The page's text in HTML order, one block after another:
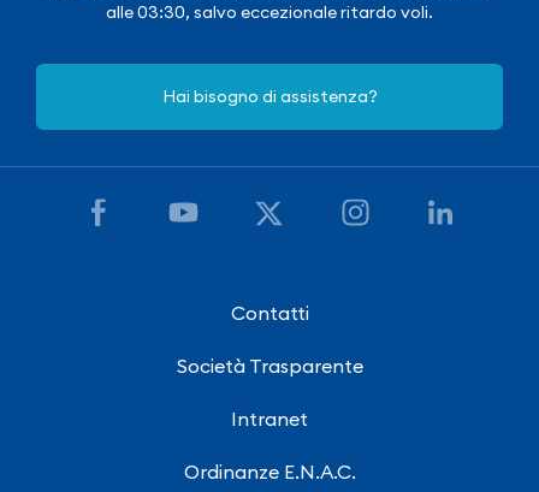
alle 03:30, salvo eccezionale ritardo voli.
Hai bisogno di assistenza?
Contatti
Società Trasparente
Intranet
Ordinanze E.N.A.C.